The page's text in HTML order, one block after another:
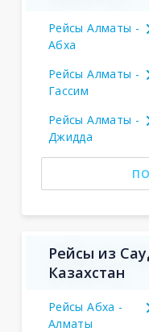
Рейсы Алматы -
Абха
Рейсы Алматы -
Гассим
Рейсы Алматы -
Джидда
Рейсы из
Казахстан
Рейсы Абха -
Алматы